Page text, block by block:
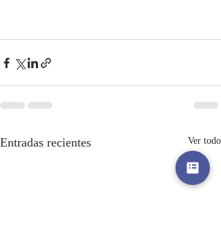
Entradas recientes Ver todo